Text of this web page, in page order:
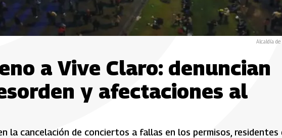
Alcaldía de
a Vive Claro: denuncian
y afectaciones al
la cancelación de conciertos a fallas en los permisos, residentes